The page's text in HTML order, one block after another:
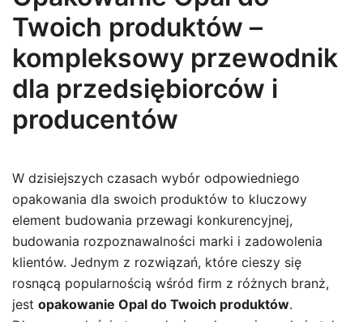
Twoich produktów –
kompleksowy przewodnik
dla przedsiębiorców i
producentów
W dzisiejszych czasach wybór odpowiedniego
opakowania dla swoich produktów to kluczowy
element budowania przewagi konkurencyjnej,
budowania rozpoznawalności marki i zadowolenia
klientów. Jednym z rozwiązań, które cieszy się
rosnącą popularnością wśród firm z różnych branż,
jest opakowanie Opal do Twoich produktów.